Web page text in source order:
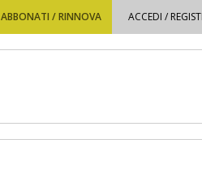
ABBONATI / RINNOVA ACCEDI /